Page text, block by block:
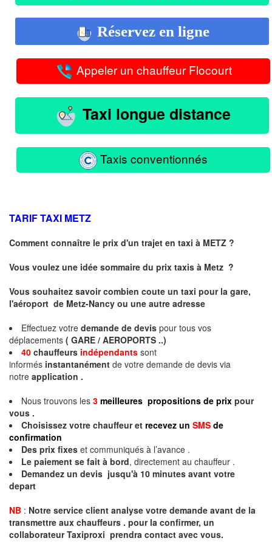
Réservez en ligne
Appeler un chauffeur Flocourt
Taxi longue distance
Taxis conventionnés
TARIF TAXI METZ
Comment connaître le prix d'un trajet en taxi à METZ ?
Vous voulez une idée sommaire du prix taxis à Metz ?
Vous souhaitez savoir combien coute un taxi pour la gare,
l'aéroport de Metz-Nancy ou une autre adresse
Effectuez votre demande de devis pour tous vos
déplacements ( GARE / AEROPORTS ..)
40 chauffeurs indépendants sont
informés instantanément de votre demande de devis via
notre application .
Nous trouvons les 3 meilleures propositions de prix pour
vous .
Choisissez votre chauffeur et recevez un SMS de
confirmation
Des prix fixes et communiqués à l’avance .
Le paiement se fait à bord, directement au chauffeur .
Demandez un devis jusqu'à 10 minutes avant votre
depart
NB : Notre service client analyse votre demande avant de la
transmettre aux chauffeurs . pour la confirmer, un
collaborateur Taxiproxi prendra contact avec vous.